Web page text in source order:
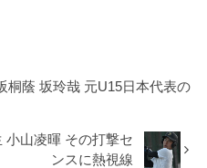
桐蔭 坂玲哉 元U15日本代表の
小山凌暉 その打撃セ
ンスに熱視線